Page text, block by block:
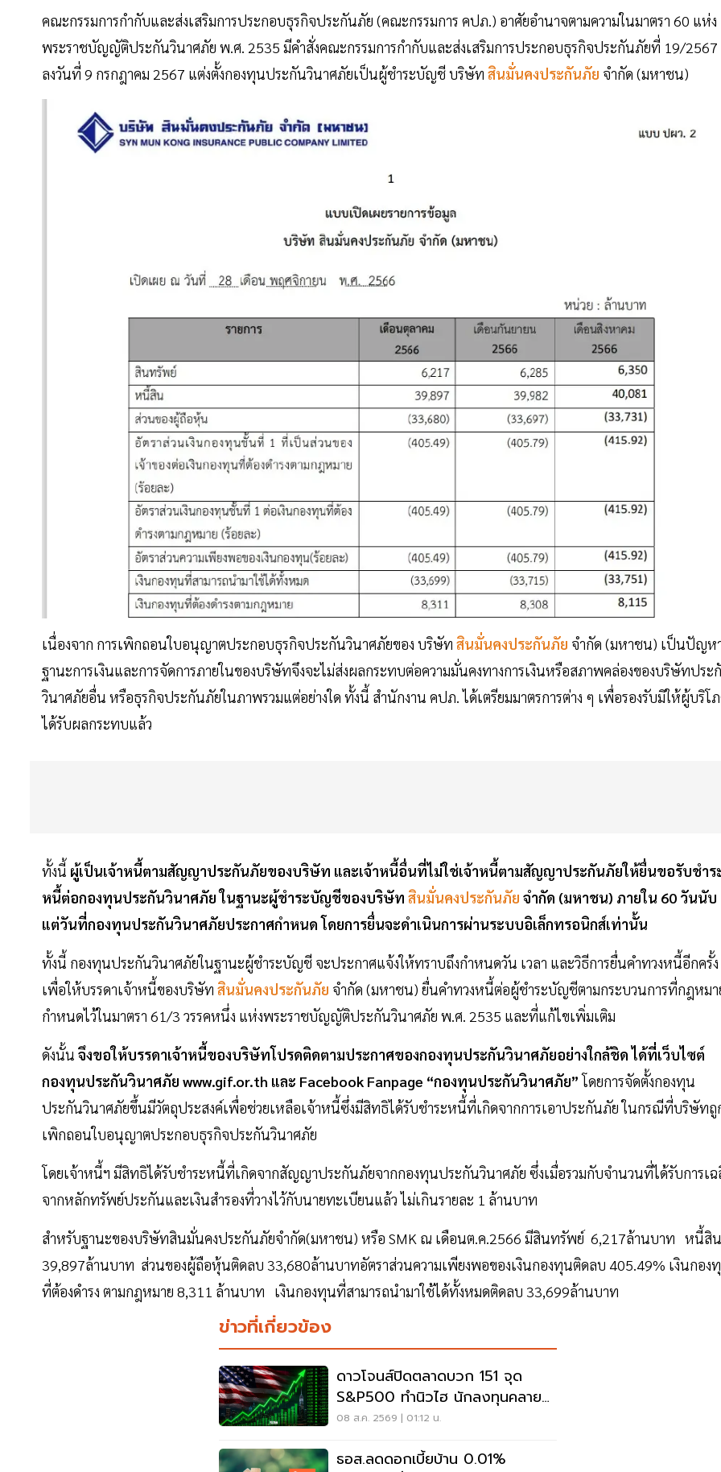
คณะกรรมการกำกับและส่งเสริมการประกอบธุรกิจประกันภัย (คณะกรรมการ คปภ.) อาศัยอำนาจตามความในมาตรา 60 แห่ง
พระราชบัญญัติประกันวินาศภัย พ.ศ. 2535 มีคำสั่งคณะกรรมการกำกับและส่งเสริมการประกอบธุรกิจประกันภัยที่ 19/2567
ลงวันที่ 9 กรกฎาคม 2567 แต่งตั้งกองทุนประกันวินาศภัยเป็นผู้ชำระบัญชี บริษัท สินมั่นคงประกันภัย จำกัด (มหาชน)
เนื่องจาก การเพิกถอนใบอนุญาตประกอบธุรกิจประกันวินาศภัยของ บริษัท สินมั่นคงประกันภัย จำกัด (มหาชน) เป็นปัญห
ฐานะการเงินและการจัดการภายในของบริษัทจึงจะไม่ส่งผลกระทบต่อความมั่นคงทางการเงินหรือสภาพคล่องของบริษัทประ
วินาศภัยอื่น หรือธุรกิจประกันภัยในภาพรวมแต่อย่างใด ทั้งนี้ สำนักงาน คปภ. ได้เตรียมมาตรการต่าง ๆ เพื่อรองรับมิให้ผู้บริโ
ได้รับผลกระทบแล้ว
ทั้งนี้ ผู้เป็นเจ้าหนี้ตามสัญญาประกันภัยของบริษัท และเจ้าหนี้อื่นที่ไม่ใช่เจ้าหนี้ตามสัญญาประกันภัยให้ยื่นขอรับชำร
หนี้ต่อกองทุนประกันวินาศภัย ในฐานะผู้ชำระบัญชีของบริษัท สินมั่นคงประกันภัย จำกัด (มหาชน) ภายใน 60 วันนับ
แต่วันที่กองทุนประกันวินาศภัยประกาศกำหนด โดยการยื่นจะดำเนินการผ่านระบบอิเล็กทรอนิกส์เท่านั้น
ทั้งนี้ กองทุนประกันวินาศภัยในฐานะผู้ชำระบัญชี จะประกาศแจ้งให้ทราบถึงกำหนดวัน เวลา และวิธีการยื่นคำทวงหนี้อีกครั้ง
เพื่อให้บรรดาเจ้าหนี้ของบริษัท สินมั่นคงประกันภัย จำกัด (มหาชน) ยื่นคำทวงหนี้ต่อผู้ชำระบัญชีตามกระบวนการที่กฎหมา
กำหนดไว้ในมาตรา 61/3 วรรคหนึ่ง แห่งพระราชบัญญัติประกันวินาศภัย พ.ศ. 2535 และที่แก้ไขเพิ่มเติม
ดังนั้น จึงขอให้บรรดาเจ้าหนี้ของบริษัทโปรดติดตามประกาศของกองทุนประกันวินาศภัยอย่างใกล้ชิด ได้ที่เว็บไซต์
กองทุนประกันวินาศภัย www.gif.or.th และ Facebook Fanpage “กองทุนประกันวินาศภัย”โดยการจัดตั้งกองทุน
ประกันวินาศภัยขึ้นมีวัตถุประสงค์เพื่อช่วยเหลือเจ้าหนี้ซึ่งมีสิทธิได้รับชำระหนี้ที่เกิดจากการเอาประกันภัย ในกรณีที่บริษัทถู
เพิกถอนใบอนุญาตประกอบธุรกิจประกันวินาศภัย
โดยเจ้าหนี้ฯ มีสิทธิได้รับชำระหนี้ที่เกิดจากสัญญาประกันภัยจากกองทุนประกันวินาศภัย ซึ่งเมื่อรวมกับจำนวนที่ได้รับการเฉ
จากหลักทรัพย์ประกันและเงินสำรองที่วางไว้กับนายทะเบียนแล้ว ไม่เกินรายละ 1 ล้านบาท
สำหรับฐานะของบริษัทสินมั่นคงประกันภัยจำกัด(มหาชน) หรือ SMK ณ เดือนต.ค.2566 มีสินทรัพย์ 6,217ล้านบาท หนี้สิน
39,897ล้านบาท ส่วนของผู้ถือหุ้นติดลบ 33,680ล้านบาทอัตราส่วนความเพียงพอของเงินกองทุนติดลบ 405.49% เงินกอง
ที่ต้องดำรง ตามกฎหมาย 8,311 ล้านบาท เงินกองทุนที่สามารถนำมาใช้ได้ทั้งหมดติดลบ 33,699ล้านบาท
ข่าวที่เกี่ยวข้อง
ดาวโจนส์ปิดตลาดบวก 151 จุด
S&P500 ทำนิวไฮ นักลงทุนคลาย
กังวลเฟดขึ้นดอกเบี้ย
08 ส.ค. 2569 | 01:12 น.
ธอส.ลดดอกเบี้ยบ้าน 0.01%